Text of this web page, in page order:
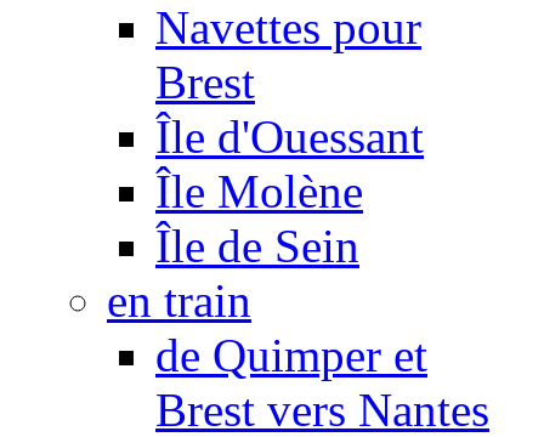
Navettes pour
Brest
Île d'Ouessant
Île Molène
Île de Sein
en train
de Quimper et
Brest vers Nantes